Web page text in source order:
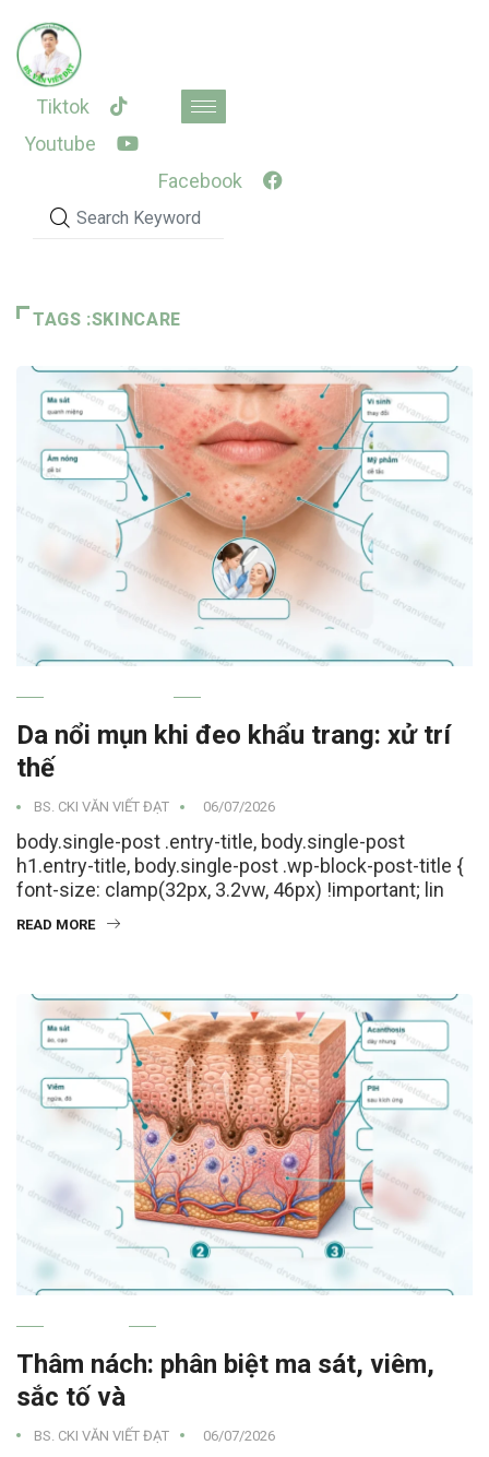
content
Tiktok
Youtube
Facebook
TAGS :SKINCARE
Da nổi mụn khi đeo khẩu trang: xử trí
thế
BS. CKI VĂN VIẾT ĐẠT 06/07/2026
body.single-post .entry-title, body.single-post
h1.entry-title, body.single-post .wp-block-post-title {
font-size: clamp(32px, 3.2vw, 46px) !important; lin
READ MORE
Thâm nách: phân biệt ma sát, viêm,
sắc tố và
BS. CKI VĂN VIẾT ĐẠT 06/07/2026